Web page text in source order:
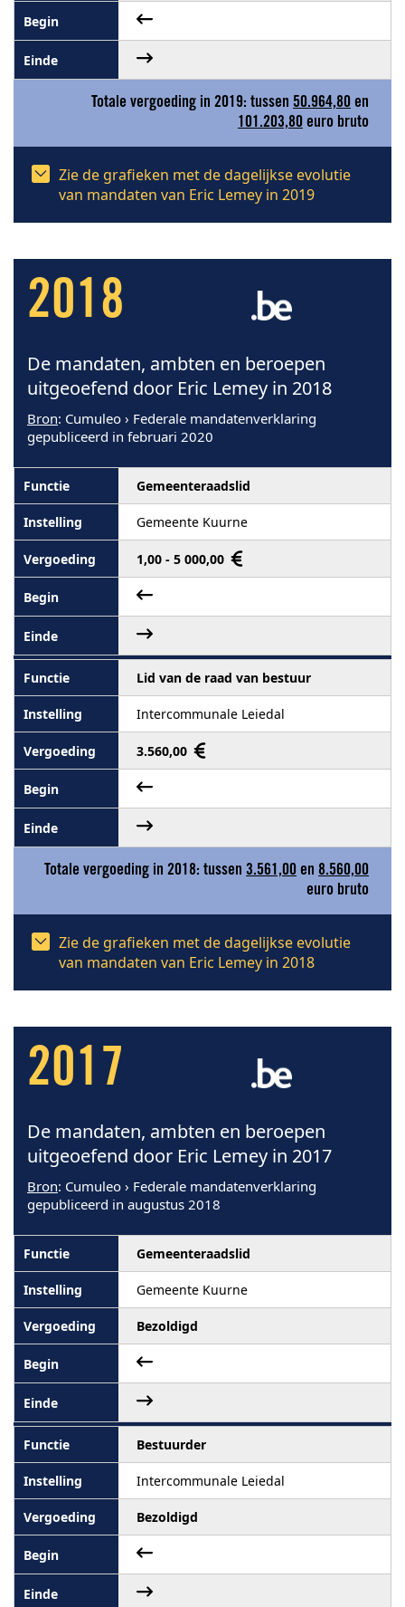
Totale vergoeding in 2019: tussen 50.964,80 en
101.203,80 euro bruto
Zie de grafieken met de dagelijkse evolutie
van mandaten van Eric Lemey in 2019
2018
De mandaten, ambten en beroepen
uitgeoefend door Eric Lemey in 2018
Bron: Cumuleo › Federale mandatenverklaring
gepubliceerd in februari 2020
Gemeenteraadslid
Gemeente Kuurne
1,00 - 5 000,00
Lid van de raad van bestuur
Intercommunale Leiedal
3.560,00
Totale vergoeding in 2018: tussen 3.561,00 en 8.560,00
euro bruto
Zie de grafieken met de dagelijkse evolutie
van mandaten van Eric Lemey in 2018
2017
De mandaten, ambten en beroepen
uitgeoefend door Eric Lemey in 2017
Bron: Cumuleo › Federale mandatenverklaring
gepubliceerd in augustus 2018
Gemeenteraadslid
Gemeente Kuurne
Bezoldigd
Bestuurder
Intercommunale Leiedal
Bezoldigd